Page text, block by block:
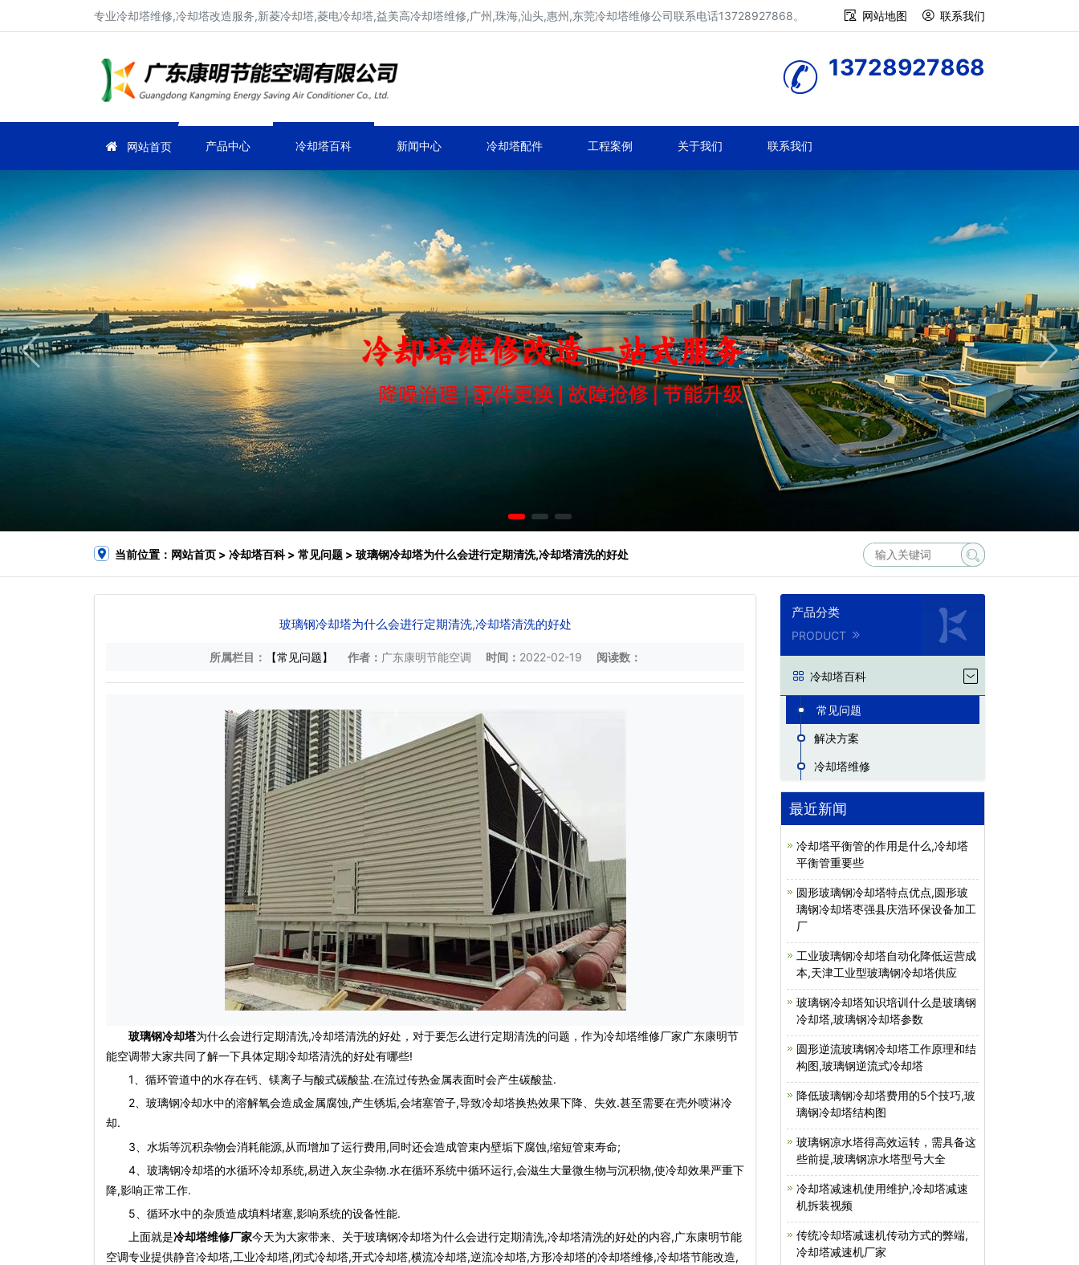
专业冷却塔维修,冷却塔改造服务,新菱冷却塔,菱电冷却塔,益美高冷却塔维修,广州,珠海,汕头,惠州,东莞冷却塔维修公司联系电话13728927868。 网站地图 联系我们
13728927868
网站首页 产品中心 冷却塔百科 新闻中心 冷却塔配件 工程案例 关于我们 联系我们
当前位置： 网站首页 > 冷却塔百科> 常见问题 > 玻璃钢冷却塔为什么会进行定期清洗,冷却塔清洗的好处
玻璃钢冷却塔为什么会进行定期清洗,冷却塔清洗的好处
所属栏目： 【常见问题】 作者： 广东康明节能空调 时间： 2022-02-19 阅读数：
玻璃钢冷却塔为什么会进行定期清洗,冷却塔清洗的好处，对于要怎么进行定期清洗的问题，作为冷却塔维修厂家广东康明节
能空调带大家共同了解一下具体定期冷却塔清洗的好处有哪些!
1、循环管道中的水存在钙、镁离子与酸式碳酸盐.在流过传热金属表面时会产生碳酸盐.
2、玻璃钢冷却水中的溶解氧会造成金属腐蚀,产生锈垢,会堵塞管子,导致冷却塔换热效果下降、失效.甚至需要在壳外喷淋冷
却.
3、水垢等沉积杂物会消耗能源,从而增加了运行费用,同时还会造成管束内壁垢下腐蚀,缩短管束寿命;
4、玻璃钢冷却塔的水循环冷却系统,易进入灰尘杂物.水在循环系统中循环运行,会滋生大量微生物与沉积物,使冷却效果严重下
降,影响正常工作.
5、循环水中的杂质造成填料堵塞,影响系统的设备性能.
上面就是冷却塔维修厂家今天为大家带来、关于玻璃钢冷却塔为什么会进行定期清洗,冷却塔清洗的好处的内容,广东康明节能
空调专业提供静音冷却塔,工业冷却塔,闭式冷却塔,开式冷却塔,横流冷却塔,逆流冷却塔,方形冷却塔的冷却塔维修,冷却塔节能改造,
产品分类
PRODUCT
冷却塔百科
常见问题
解决方案
冷却塔维修
最近新闻
冷却塔平衡管的作用是什么,冷却塔
平衡管重要些
圆形玻璃钢冷却塔特点优点,圆形玻
璃钢冷却塔枣强县庆浩环保设备加工
厂
工业玻璃钢冷却塔自动化降低运营成
本,天津工业型玻璃钢冷却塔供应
玻璃钢冷却塔知识培训什么是玻璃钢
冷却塔,玻璃钢冷却塔参数
圆形逆流玻璃钢冷却塔工作原理和结
构图,玻璃钢逆流式冷却塔
降低玻璃钢冷却塔费用的5个技巧,玻
璃钢冷却塔结构图
玻璃钢凉水塔得高效运转，需具备这
些前提,玻璃钢凉水塔型号大全
冷却塔减速机使用维护,冷却塔减速
机拆装视频
传统冷却塔减速机传动方式的弊端,
冷却塔减速机厂家